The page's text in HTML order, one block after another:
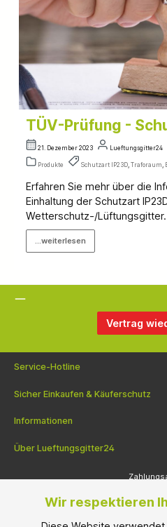
TÜV-Prüfung -
21. Dezember 2023 Lueftungsgitter24
Produkte Schutzart IP23D, Traforaum
Erfahren Sie mehr über die
Einhaltung der Schutzart
Wetterschutz-/Lüftungsgitter.
...weiterlesen
Vertrag
Service-Hotline
Sicher Einkaufen & Käuferschutz
Informationen
Über Lueftungsgitter24
Wir respektieren